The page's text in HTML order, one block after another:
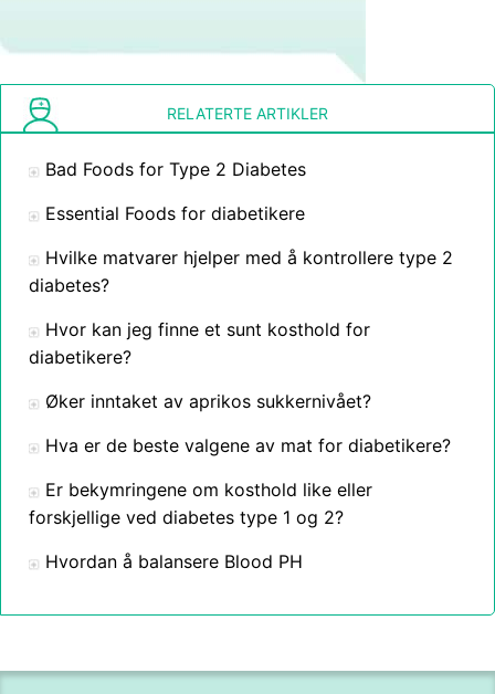
RELATERTE ARTIKLER
Bad Foods for Type 2 Diabetes
Essential Foods for diabetikere
Hvilke matvarer hjelper med å kontrollere type 2
diabetes?
Hvor kan jeg finne et sunt kosthold for
diabetikere?
Øker inntaket av aprikos sukkernivået?
Hva er de beste valgene av mat for diabetikere?
Er bekymringene om kosthold like eller
forskjellige ved diabetes type 1 og 2?
Hvordan å balansere Blood PH